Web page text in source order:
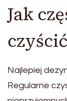
Jak
Najlepiej
Regularne